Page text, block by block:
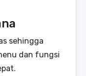
sehingga
dan fungsi